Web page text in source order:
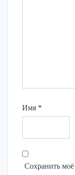
Имя *
Сохранить моё